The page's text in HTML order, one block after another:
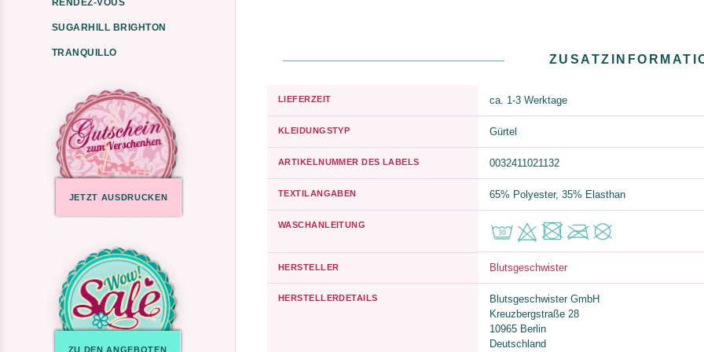
RENDEZ-VOUS
SUGARHILL BRIGHTON
TRANQUILLO
JETZT AUSDRUCKEN
ZU DEN ANGEBOTEN
LIEFERZEIT ca. 1-3 Werktage
KLEIDUNGSTYP Gürtel
ARTIKELNUMMER DES LABELS 0032411021132
TEXTILANGABEN 65% Polyester, 35% Elasthan
WASCHANLEITUNG
HERSTELLER Blutsgeschwister
HERSTELLERDETAILS
Blutsgeschwister GmbH
Kreuzbergstraße 28
10965 Berlin
Deutschland